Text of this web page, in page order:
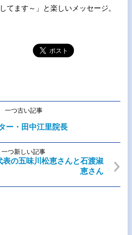
てます～」と楽しいメッセージ。
一つ古い記事
ー・田中江里院長
一つ新しい記事
の五味川松恵さんと石渡淑
恵さん